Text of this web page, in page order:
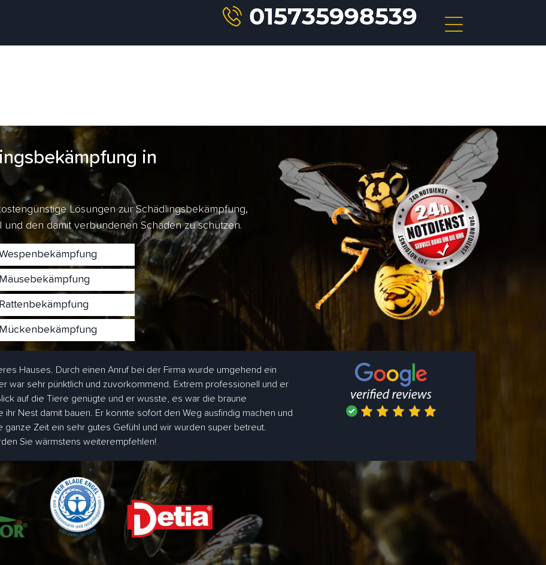
in
Lösungen zur Schädlingsbekämpfung,
den damit verbundenen Schäden zu schützen.
Hauses. Durch einen Anruf bei der Firma wurde umgehend ein
war sehr pünktlich und zuvorkommend. Extrem professionell und er
auf die Tiere genügte und er wusste, es war die braune
Nest damit bauen. Er konnte sofort den Weg ausfindig machen und
ganze Zeit ein sehr gutes Gefühl und wir wurden super betreut.
Sie wärmstens weiterempfehlen!